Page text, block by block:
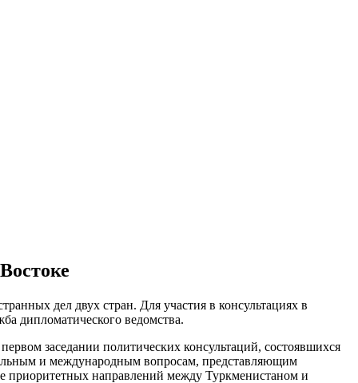
дел двух стран. Для участия в консультациях в
дипломатического ведомства.
заседании политических консультаций, состоявшихся
и международным вопросам, представляющим
приоритетных направлений между Туркменистаном и